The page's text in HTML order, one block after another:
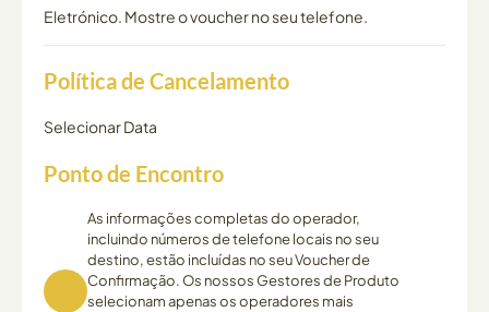
Eletrónico. Mostre o voucher no seu telefone.
Política de Cancelamento
Selecionar Data
Ponto de Encontro
As informações completas do operador,
incluindo números de telefone locais no seu
destino, estão incluídas no seu Voucher de
Confirmação. Os nossos Gestores de Produto
selecionam apenas os operadores mais